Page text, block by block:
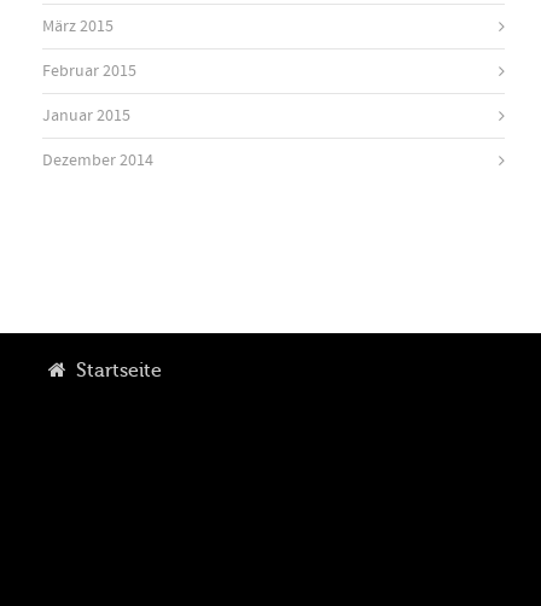
März 2015
Februar 2015
Januar 2015
Dezember 2014
Startseite